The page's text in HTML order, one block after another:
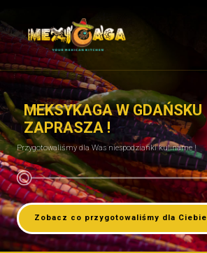
MEKSYKAGA W GDAŃSKU
ZAPRASZA !
Przygotowaliśmy dla Was niespodzianki kulinarne !
Zobacz co przygotowaliśmy dla Ciebie